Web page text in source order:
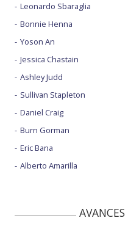
Leonardo Sbaraglia
Bonnie Henna
Yoson An
Jessica Chastain
Ashley Judd
Sullivan Stapleton
Daniel Craig
Burn Gorman
Eric Bana
Alberto Amarilla